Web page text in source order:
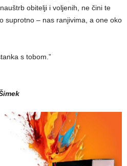
obitelji i voljenih, ne čini te
suprotno – nas ranjivima, a one oko
s tobom.”